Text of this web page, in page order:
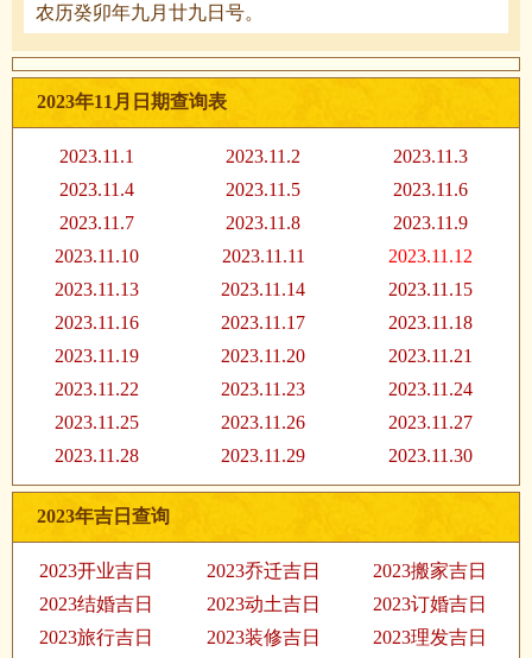
农历癸卯年九月廿九日号。
2023年11月日期查询表
2023.11.1 2023.11.2
2023.11.3
2023.11.4
2023.11.5
2023.11.6
2023.11.7
2023.11.8
2023.11.9
2023.11.10
2023.11.11
2023.11.12
2023.11.13
2023.11.14
2023.11.15
2023.11.16
2023.11.17
2023.11.18
2023.11.19
2023.11.20
2023.11.21
2023.11.22
2023.11.23
2023.11.24
2023.11.25
2023.11.26
2023.11.27
2023.11.28
2023.11.29 2023.11.30
2023年吉日查询
2023开业吉日 2023乔迁吉日
2023搬家吉日
2023结婚吉日
2023动土吉日
2023订婚吉日
2023旅行吉日
2023装修吉日
2023理发吉日